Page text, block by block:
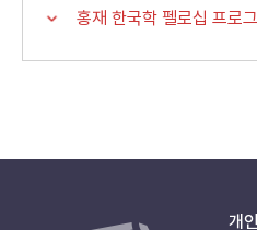
홍재 한국학 펠로십 프로
개